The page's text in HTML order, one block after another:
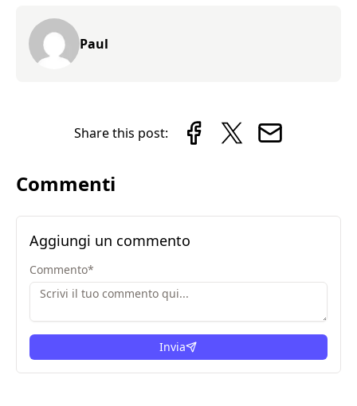
Paul
Share this post:
Commenti
Aggiungi un commento
Commento*
Invia